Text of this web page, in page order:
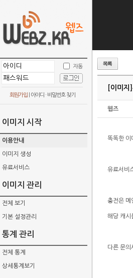
자동
회원가입| 아이디 · 비밀번호 찾기
이미지 시작
이용안내
이미지 생성
유료서비스
이미지 관리
전체 보기
기본 설정관리
통계 관리
전체 통계
상세통계보기
[이미지]
웹즈
똑똑한 이
유료서비
충전은 메
해당 캐시
다른 문의